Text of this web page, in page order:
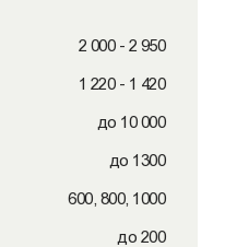
2 000 - 2 950
1 220 - 1 420
до 10 000
до 1300
600, 800, 1000
до 200